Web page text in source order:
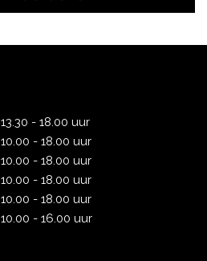
13.30 - 18.00 uur
10.00 - 18.00 uur
10.00 - 18.00 uur
10.00 - 18.00 uur
10.00 - 18.00 uur
10.00 - 16.00 uur